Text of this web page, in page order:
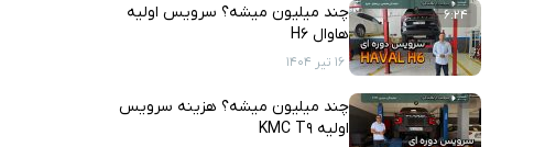
6:24
چند میلیون میشه؟ سرویس اولیه
هاوال H6
16 تیر 1404
چند میلیون میشه؟ هزینه سرویس
اولیه KMC T9